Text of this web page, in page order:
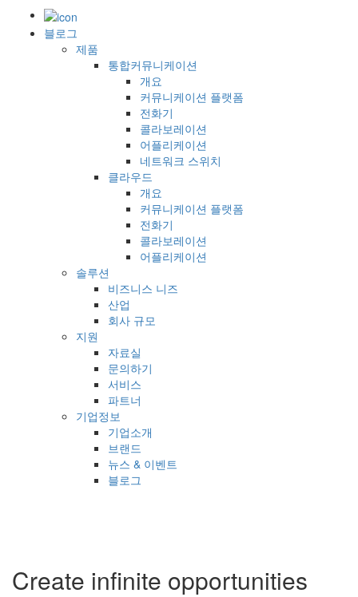
블로그
제품
통합커뮤니케이션
개요
커뮤니케이션 플랫폼
전화기
콜라보레이션
어플리케이션
네트워크 스위치
클라우드
개요
커뮤니케이션 플랫폼
전화기
콜라보레이션
어플리케이션
솔루션
비즈니스 니즈
산업
회사 규모
지원
자료실
문의하기
서비스
파트너
기업정보
기업소개
브랜드
뉴스 & 이벤트
블로그
Create infinite opportunities